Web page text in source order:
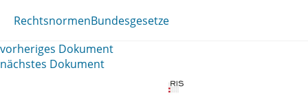
RechtsnormenBundesgesetze
vorheriges Dokument
nächstes Dokument